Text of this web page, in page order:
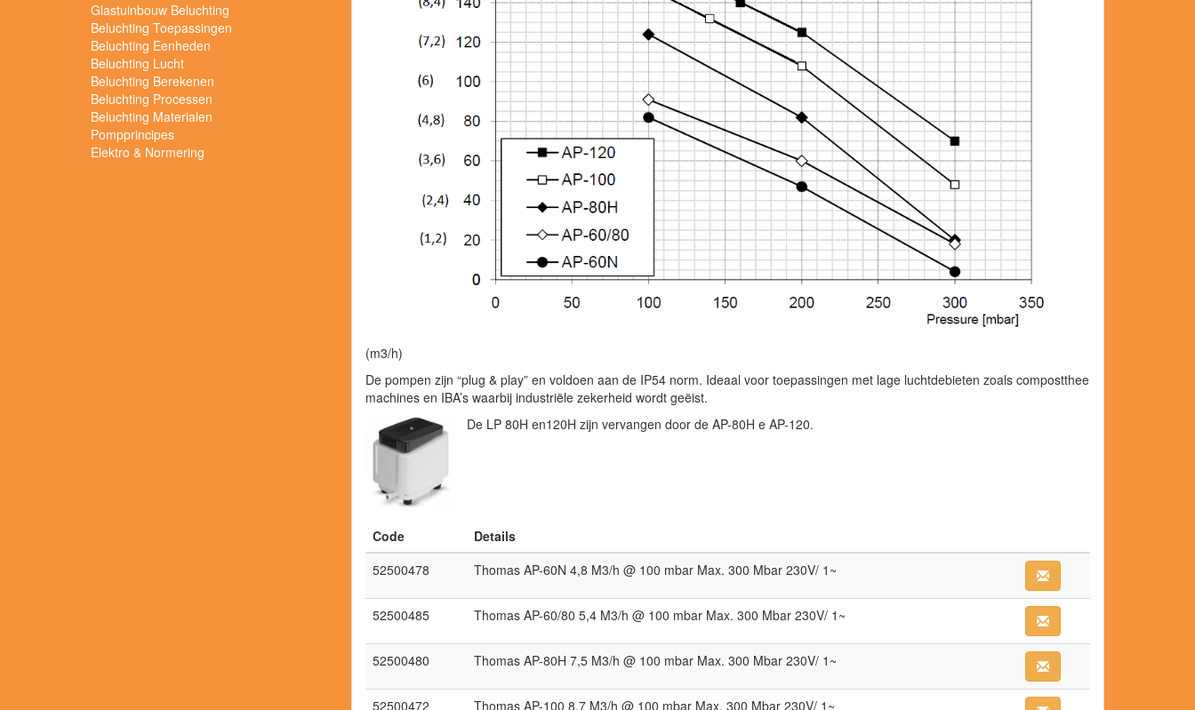
(m3/h)
De pompen zijn “plug & play” en voldoen aan de IP54 norm. Ideaal voor toepassingen met lage luchtdebieten zoals compostthee
machines en IBA’s waarbij industriële zekerheid wordt geëist.
De LP 80H en120H zijn vervangen door de AP-80H e AP-120.
Code
Details
52500478
Thomas AP-60N 4,8 M3/h @ 100 mbar Max. 300 Mbar 230V/ 1~
52500485 Thomas AP-60/80 5,4 M3/h @ 100 mbar Max. 300 Mbar 230V/ 1~
52500480 Thomas AP-80H 7,5 M3/h @ 100 mbar Max. 300 Mbar 230V/ 1~
52500472 Thomas AP-100 8,7 M3/h @ 100 mbar Max. 300 Mbar 230V/ 1~
Glastuinbouw Beluchting
Beluchting Toepassingen
Beluchting Eenheden
Beluchting Lucht
Beluchting Berekenen
Beluchting Processen
Beluchting Materialen
Pompprincipes
Elektro & Normering